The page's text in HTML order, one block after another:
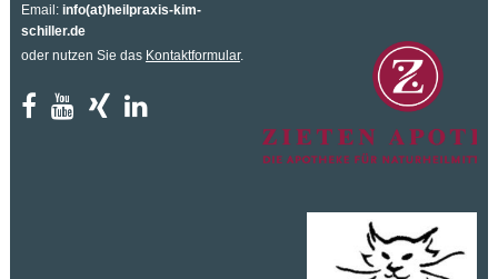
Email: info(at)heilpraxis-kim-
schiller.de
oder nutzen Sie das Kontaktformular.